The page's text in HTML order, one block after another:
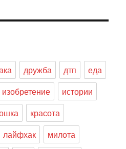
дружба дтп
еда
изобретение
истории
красота
лайфхак
милота